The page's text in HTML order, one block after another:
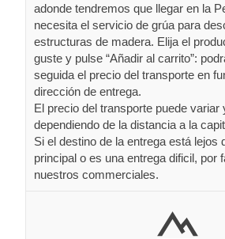
adonde tendremos que llegar en la
necesita el servicio de grúa para
estructuras de madera. Elija el
guste y pulse “Añadir al carrito”:
seguida el precio del transporte en
dirección de entrega.
El precio del transporte puede variar
dependiendo de la distancia a la
Si el destino de la entrega está lejos
principal o es una entrega dificil, por
nuestros commerciales.